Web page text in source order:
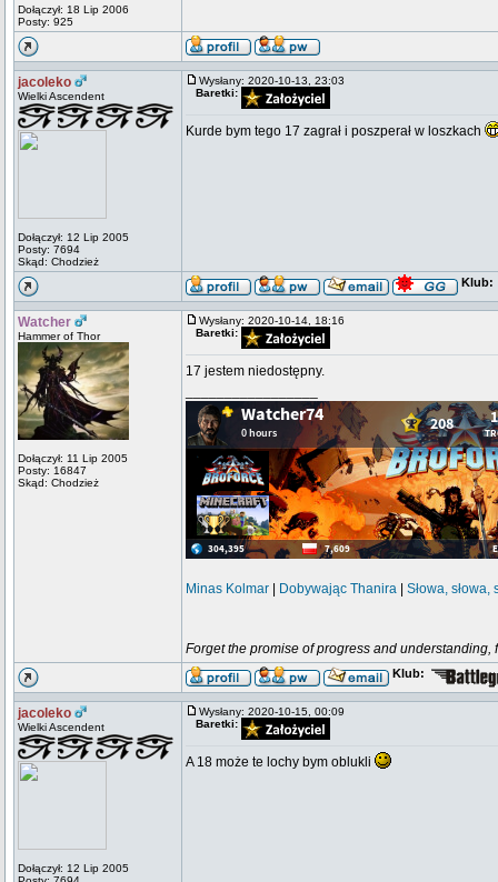
Dołączył: 18 Lip 2006
Posty: 925
jacoleko
Wielki Ascendent
Dołączył: 12 Lip 2005
Posty: 7694
Skąd: Chodzież
Wysłany: 2020-10-13, 23:03
Baretki:
Kurde bym tego 17 zagrał i poszperał w loszkach
Klub:
Watcher
Hammer of Thor
Dołączył: 11 Lip 2005
Posty: 16847
Skąd: Chodzież
Wysłany: 2020-10-14, 18:16
Baretki:
17 jestem niedostępny.
Minas Kolmar Dobywając Thanira Słowa, słowa,
Forget the promise of progress and
Klub:
jacoleko
Wielki Ascendent
Dołączył: 12 Lip 2005
Wysłany: 2020-10-15, 00:09
Baretki:
A 18 może te lochy bym oblukli